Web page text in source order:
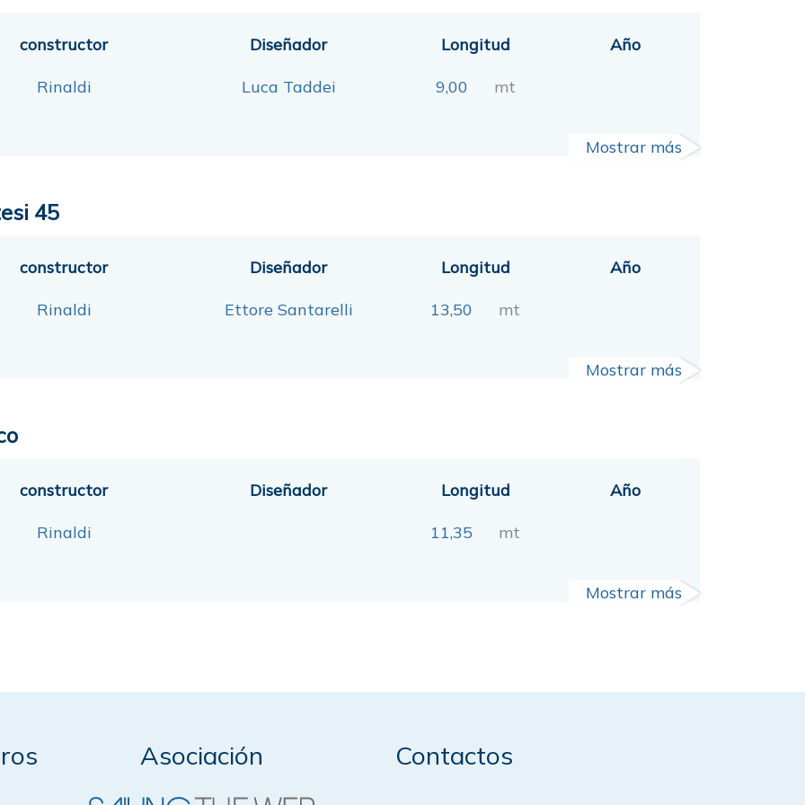
constructor
Rinaldi
Diseñador
Luca Taddei
Longitud
9,00 mt
Año
Mostrar más
45
constructor
Rinaldi
Diseñador
Ettore Santarelli
Longitud
13,50 mt
Año
Mostrar más
constructor
Rinaldi
Diseñador Longitud
11,35 mt
Año
Mostrar más
Asociación Contactos